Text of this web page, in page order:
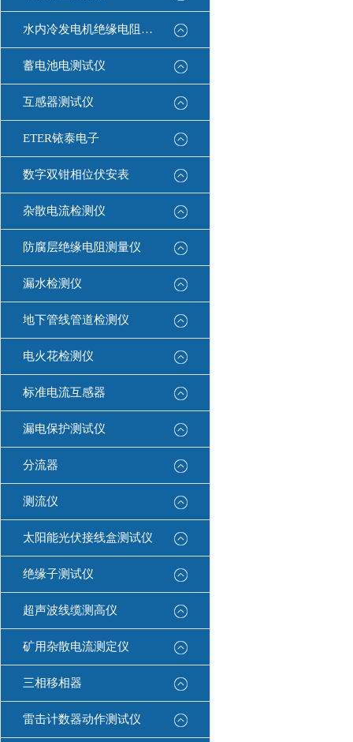
水内冷发电机绝缘电阻测试仪
蓄电池电测试仪
互感器测试仪
ETER铱泰电子
数字双钳相位伏安表
杂散电流检测仪
防腐层绝缘电阻测量仪
漏水检测仪
地下管线管道检测仪
电火花检测仪
标准电流互感器
漏电保护测试仪
分流器
测流仪
太阳能光伏接线盒测试仪
绝缘子测试仪
超声波线缆测高仪
矿用杂散电流测定仪
三相移相器
雷击计数器动作测试仪